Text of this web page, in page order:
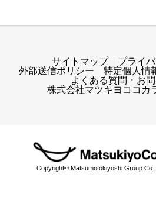
サイトマップ
プライ
外部送信ポリシー
特定個人情
よくある質問・お
株式会社マツキヨココカ
Copyright© Matsumotokiyoshi Group Co.,